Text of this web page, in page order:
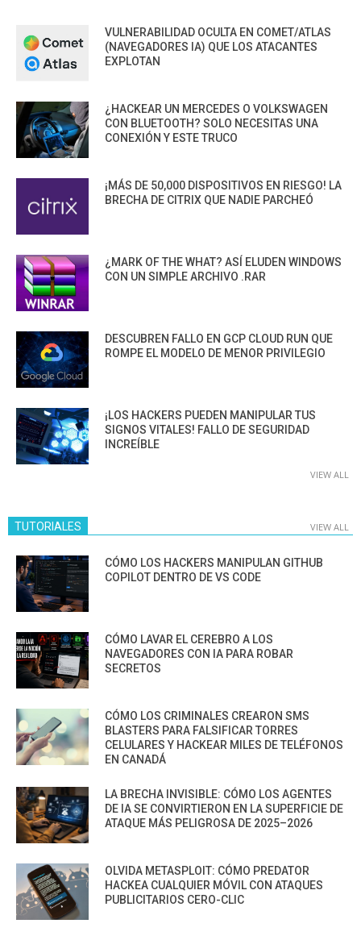
VULNERABILIDAD OCULTA EN COMET/ATLAS
(NAVEGADORES IA) QUE LOS ATACANTES
EXPLOTAN
¿HACKEAR UN MERCEDES O VOLKSWAGEN
CON BLUETOOTH? SOLO NECESITAS UNA
CONEXIÓN Y ESTE TRUCO
¡MÁS DE 50,000 DISPOSITIVOS EN RIESGO! LA
BRECHA DE CITRIX QUE NADIE PARCHEÓ
¿MARK OF THE WHAT? ASÍ ELUDEN WINDOWS
CON UN SIMPLE ARCHIVO .RAR
DESCUBREN FALLO EN GCP CLOUD RUN QUE
ROMPE EL MODELO DE MENOR PRIVILEGIO
¡LOS HACKERS PUEDEN MANIPULAR TUS
SIGNOS VITALES! FALLO DE SEGURIDAD
INCREÍBLE
VIEW ALL
TUTORIALES VIEW ALL
CÓMO LOS HACKERS MANIPULAN GITHUB
COPILOT DENTRO DE VS CODE
CÓMO LAVAR EL CEREBRO A LOS
NAVEGADORES CON IA PARA ROBAR
SECRETOS
CÓMO LOS CRIMINALES CREARON SMS
BLASTERS PARA FALSIFICAR TORRES
CELULARES Y HACKEAR MILES DE TELÉFONOS
EN CANADÁ
LA BRECHA INVISIBLE: CÓMO LOS AGENTES
DE IA SE CONVIRTIERON EN LA SUPERFICIE DE
ATAQUE MÁS PELIGROSA DE 2025–2026
OLVIDA METASPLOIT: CÓMO PREDATOR
HACKEA CUALQUIER MÓVIL CON ATAQUES
PUBLICITARIOS CERO-CLIC